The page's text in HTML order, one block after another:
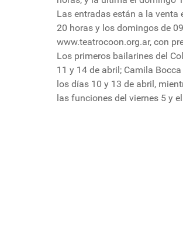
Las entradas están a la venta
20 horas y los domingos de
www.teatrocoon.org.ar, con
Los primeros bailarines del
11 y 14 de abril; Camila
los días 10 y 13 de abril,
las funciones del viernes 5 y